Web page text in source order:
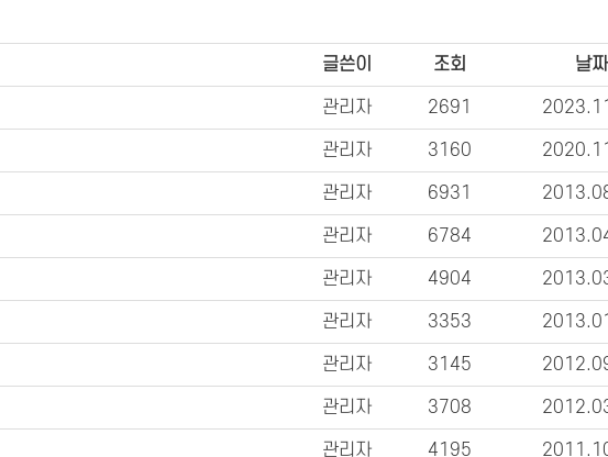
글쓴이 조회 날짜
관리자 2691
관리자 3160
관리자 6931
관리자 6784
관리자 4904
관리자 3353
관리자 3145
관리자 3708
관리자 4195